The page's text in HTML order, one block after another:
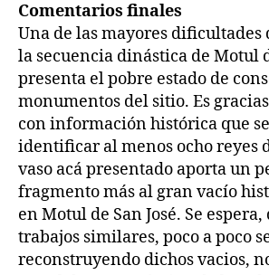
Comentarios finales
Una de las mayores
la secuencia dinástica de Motul
presenta el pobre estado de
monumentos del sitio. Es
con información histórica que
identificar al menos ocho reyes
vaso acá presentado aporta un
fragmento más al gran vacío
en Motul de San José. Se
trabajos similares, poco a poco
reconstruyendo dichos vacios,